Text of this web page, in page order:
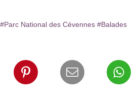
#Parc National des Cévennes #Balades